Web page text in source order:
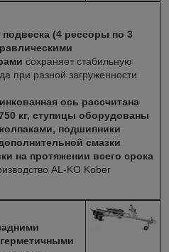
подвеска (4 рессоры по 3
сохраняет стабильную
при разной загруженности
ось рассчитана
кг, ступицы оборудованы
подшипники
смазки
на протяжении всего срока
AL-KO Kober